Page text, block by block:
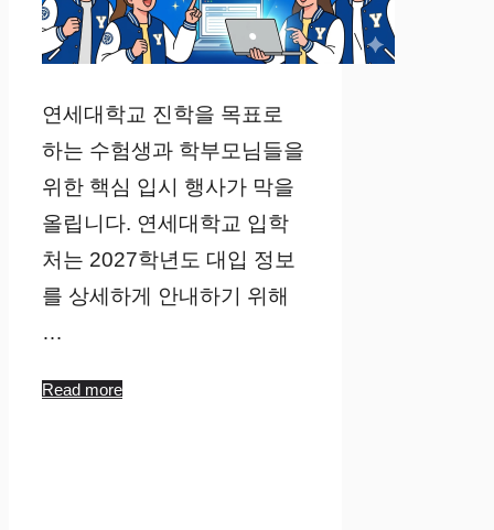
연세대학교 진학을 목표로
하는 수험생과 학부모님들을
위한 핵심 입시 행사가 막을
올립니다. 연세대학교 입학
처는 2027학년도 대입 정보
를 상세하게 안내하기 위해
…
Read more